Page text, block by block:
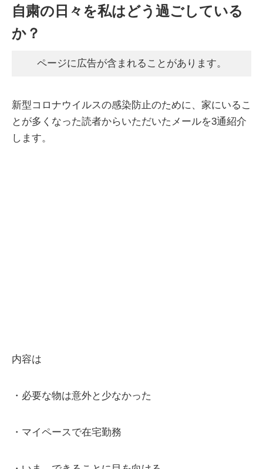
自粛の日々を私はどう過ごしている
か？
ページに広告が含まれることがあります。
新型コロナウイルスの感染防止のために、家にいるこ
とが多くなった読者からいただいたメールを3通紹介
します。
内容は
・必要な物は意外と少なかった
・マイペースで在宅勤務